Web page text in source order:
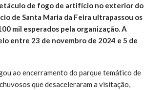
de fogo de artifício no exterior do
de Santa Maria da Feira ultrapassou os
mil esperados pela organização. A
entre 23 de novembro de 2024 e 5 de
ao encerramento do parque temático de
que desaceleraram a visitação,